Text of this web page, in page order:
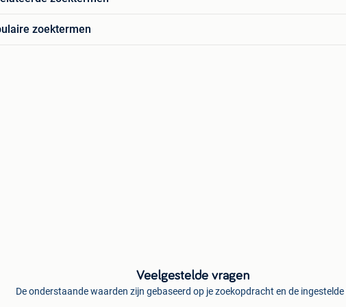
zoektermen
Veelgestelde vragen
De onderstaande waarden zijn gebaseerd op je zoekopdracht en de